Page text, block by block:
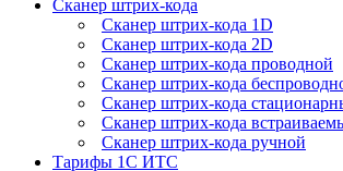
Сканер штрих-кода
Сканер штрих-кода 1D
Сканер штрих-кода 2D
Сканер штрих-кода проводной
Сканер штрих-кода
Сканер штрих-кода
Сканер штрих-кода
Сканер штрих-кода ручной
Тарифы 1С ИТС